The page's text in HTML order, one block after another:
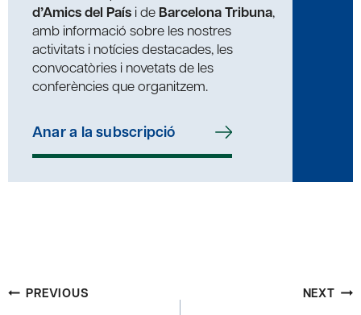
d’Amics del País i de Barcelona Tribuna,
amb informació sobre les nostres
activitats i notícies destacades, les
convocatòries i novetats de les
conferències que organitzem.
Anar a la subscripció
Post
PREVIOUS NEXT